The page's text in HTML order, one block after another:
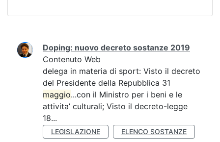
Ricerca
Doping: nuovo decreto sostanze 2019
Contenuto Web
delega in materia di sport: Visto il decreto
del Presidente della Repubblica 31
maggio...con il Ministro per i beni e le
attivita’ culturali; Visto il decreto-legge
18...
LEGISLAZIONE ELENCO SOSTANZE